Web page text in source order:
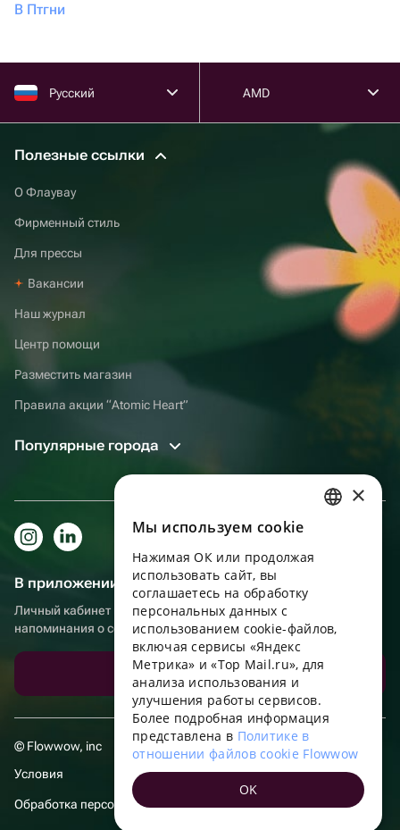
В Птгни
Русский AMD
Полезные ссылки
О Флаувау
Фирменный стиль
Для прессы
Вакансии
Наш журнал
Центр помощи
Разместить магазин
Правила акции “Atomic Heart”
Популярные города
В приложении еще удобнее!
Личный кабинет получателя, больше бонусов за покупки и
напоминания о событиях
Скачать приложение
© Flowwow, inc
Условия
Обработка персональных данных
ENGLISH
UKRAINIAN
PORTUGUESE
FRENCH
TURKISH
×
Мы используем сookie
Нажимая ОК или продолжая
использовать сайт, вы
соглашаетесь на обработку
персональных данных с
использованием cookie-файлов,
включая сервисы «Яндекс
Метрика» и «Top Mail.ru», для
анализа использования и
улучшения работы сервисов.
Более подробная информация
представлена в Политике в
отношении файлов cookie Flowwow
OK